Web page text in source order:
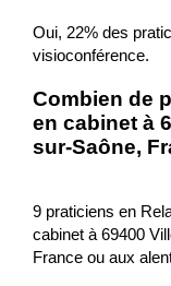
Oui, 22% des
visioconférence.
Combien de
en cabinet à
sur-Saône,
9 praticiens en
cabinet à 69400
France ou aux